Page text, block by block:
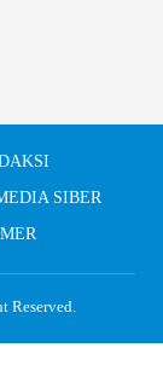
SIBER
Reserved.